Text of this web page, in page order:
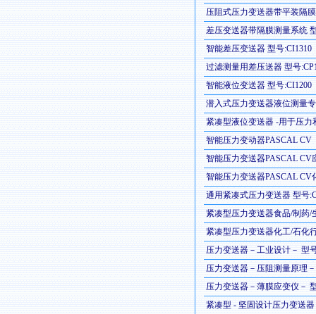
压阻式压力变送器带平装隔
差压变送器带隔膜测量系统
智能差压变送器 型号:CI1310
过滤测量用差压送器 型号
智能液位变送器 型号:CI1200
潜入式压力变送器液位测量
紧凑型液位变送器 -用于压力
智能压力变动器PASCAL
智能压力变送器PASCAL CV
智能压力变送器PASCAL CV
通用紧凑式压力变送器 型号
紧凑型压力变送器食品/制药/
紧凑型压力变送器化工/石化
压力变送器－工业设计－ 型
压力变送器－压阻测量原理
压力变送器－薄膜应变仪－
紧凑型 - 坚固设计压力变送